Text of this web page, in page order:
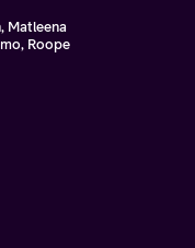
Matleena
Roope